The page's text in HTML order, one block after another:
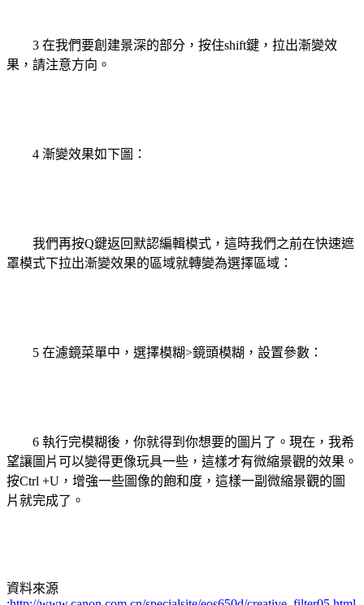
3 在我們要創建景深的部分，按住shift鍵，拉出漸變效
果，請注意方向。
4 漸變效果如下圖：
我們再按Q鍵返回默認編輯模式，這時我們之前在快速遮
罩模式下拉出漸變效果的區域就轉變為選擇區域：
5 在濾鏡菜單中，選擇模糊>鏡頭模糊，設置參數：
6 執行完模糊後，你就得到你想要的圖片了。現在，我希
望讓圖片可以變得更像玩具一些，這樣才有微縮景觀的效果。
按Ctrl +U，增強一些圖像的飽和度，這樣一副微縮景觀的圖
片就完成了。
資料來源